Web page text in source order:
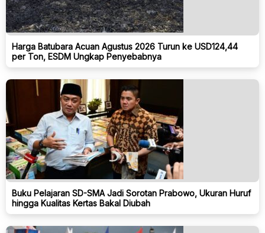
Harga Batubara Acuan Agustus 2026 Turun ke USD124,44
per Ton, ESDM Ungkap Penyebabnya
Buku Pelajaran SD-SMA Jadi Sorotan Prabowo, Ukuran Huruf
hingga Kualitas Kertas Bakal Diubah